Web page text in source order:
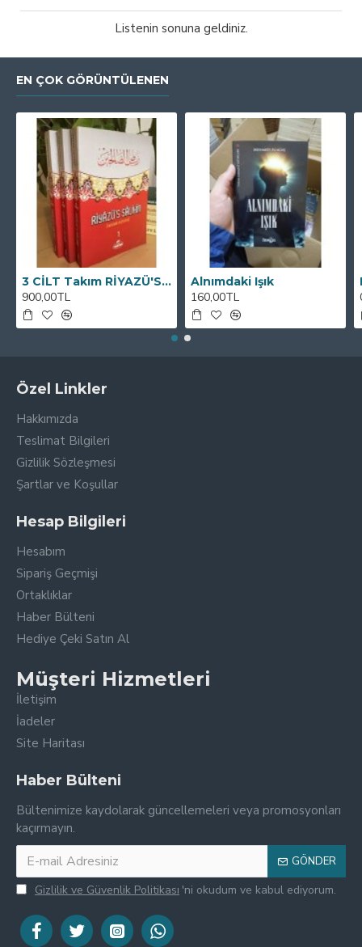
Listenin sonuna geldiniz.
EN ÇOK GÖRÜNTÜLENEN
3 CİLT Takım RİYAZÜ'S SALİHİN VE TERCEMESİ
900,00TL
Alnımdaki Işık
160,00TL
Özel Linkler
Hakkımızda
Teslimat Bilgileri
Gizlilik Sözleşmesi
Şartlar ve Koşullar
Hesap Bilgileri
Hesabım
Sipariş Geçmişi
Ortaklıklar
Haber Bülteni
Hediye Çeki Satın Al
Müşteri Hizmetleri
İletişim
İadeler
Site Haritası
Haber Bülteni
Bültenimize kaydolarak güncellemeleri veya promosyonları
kaçırmayın.
GÖNDER
Gizlilik ve Güvenlik Politikası 'ni okudum ve kabul ediyorum.